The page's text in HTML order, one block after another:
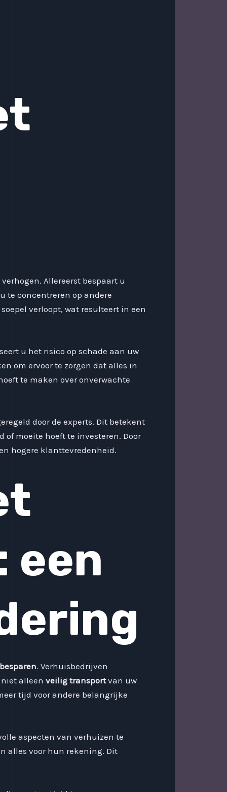
Allereerst bespaart u
te concentreren op andere
verloopt, wat resulteert in een
u het risico op schade aan uw
om ervoor te zorgen dat alles in
te maken over onverwachte
door de experts. Dit betekent
moeite hoeft te investeren. Door
hogere klanttevredenheid.
een
. Verhuisbedrijven
alleen veilig transportvan uw
tijd voor andere belangrijke
aspecten van verhuizen te
alles voor hun rekening. Dit